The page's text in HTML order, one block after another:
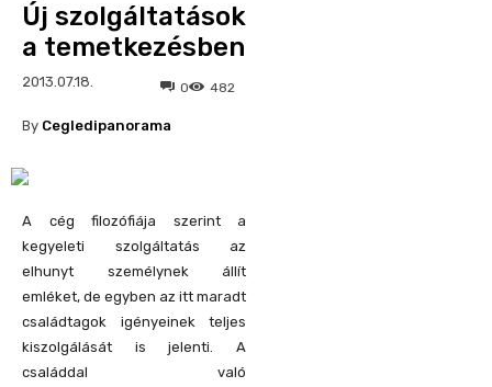
Új szolgáltatások
a temetkezésben
2013.07.18. 482
0
By Cegledipanorama
A cég filozófiája szerint a
kegyeleti szolgáltatás az
elhunyt személynek állít
emléket, de egyben az itt maradt
családtagok igényeinek teljes
kiszolgálását is jelenti. A
családdal való